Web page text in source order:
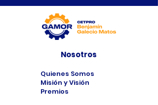
Nosotros
Quienes Somos
Misión y Visión
Premios